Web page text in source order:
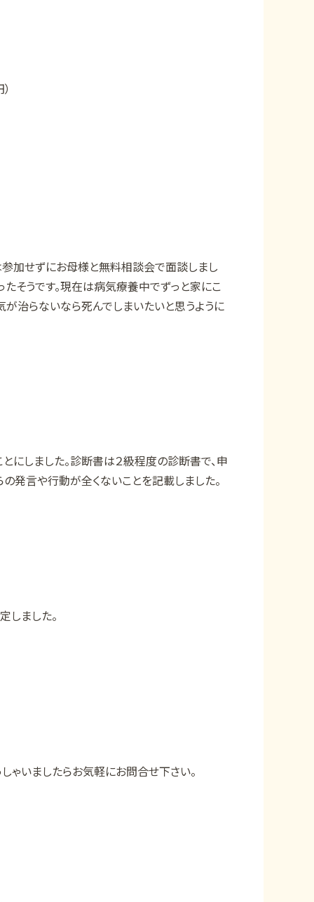
加せずにお母様と無料相談会で面談しまし
そうです。現在は病気療養中でずっと家にこ
治らないなら死んでしまいたいと思うように
しました。診断書は２級程度の診断書で、申
発言や行動が全くないことを記載しました。
しました。
いましたらお気軽にお問合せ下さい。